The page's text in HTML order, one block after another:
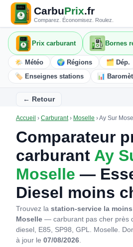
CarbuPrix.fr
Comparez. Économisez. Roulez.
Prix carburant Bornes
🌤️ Météo 🌍 Régions
🗂️ Dép.
🏷️ Enseignes stations
📊
← Retour
Accueil › Carburant› Moselle ›Ay Sur
Comparateur
carburant Ay
Moselle —
Diesel moins
Trouvez la station-service la moins
Moselle — carburant pas cher près
diesel, E85, SP98, GPL. Moselle.
à jour le 07/08/2026.